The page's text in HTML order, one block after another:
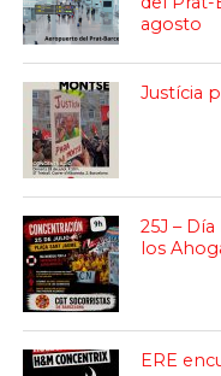
agosto
Justícia
25J –
los
ERE